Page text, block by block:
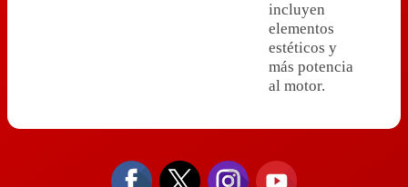
incluyen
elementos
estéticos y
más potencia
al motor.